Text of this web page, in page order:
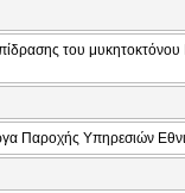
του
Παροχής Υπηρεσιών